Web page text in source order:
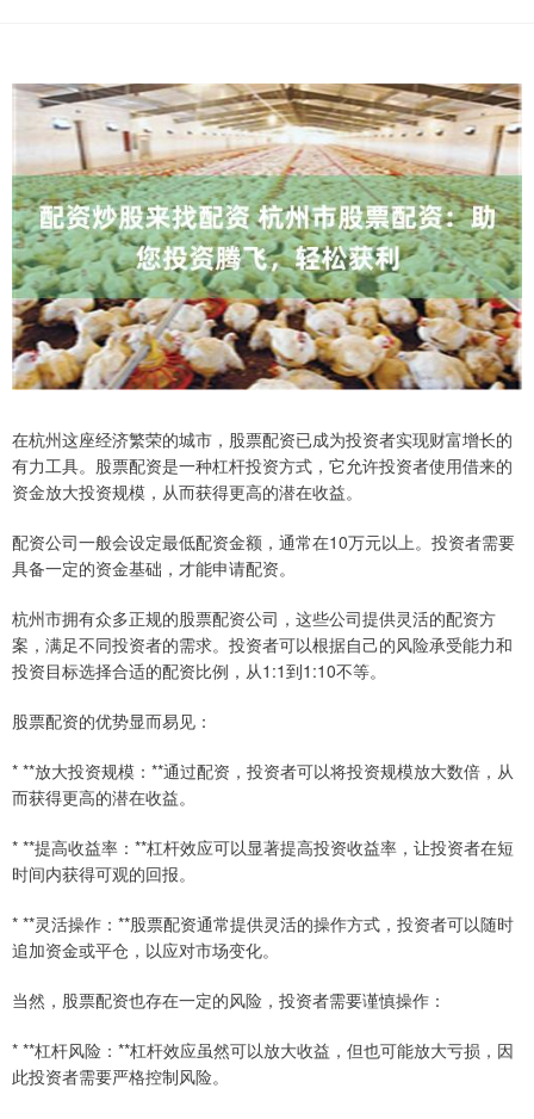
在杭州这座经济繁荣的城市，股票配资已成为投资者实现财富增长的
有力工具。股票配资是一种杠杆投资方式，它允许投资者使用借来的
资金放大投资规模，从而获得更高的潜在收益。
配资公司一般会设定最低配资金额，通常在10万元以上。投资者需要
具备一定的资金基础，才能申请配资。
杭州市拥有众多正规的股票配资公司，这些公司提供灵活的配资方
案，满足不同投资者的需求。投资者可以根据自己的风险承受能力和
投资目标选择合适的配资比例，从1:1到1:10不等。
股票配资的优势显而易见：
* **放大投资规模：**通过配资，投资者可以将投资规模放大数倍，从
而获得更高的潜在收益。
* **提高收益率：**杠杆效应可以显著提高投资收益率，让投资者在短
时间内获得可观的回报。
* **灵活操作：**股票配资通常提供灵活的操作方式，投资者可以随时
追加资金或平仓，以应对市场变化。
当然，股票配资也存在一定的风险，投资者需要谨慎操作：
* **杠杆风险：**杠杆效应虽然可以放大收益，但也可能放大亏损，因
此投资者需要严格控制风险。